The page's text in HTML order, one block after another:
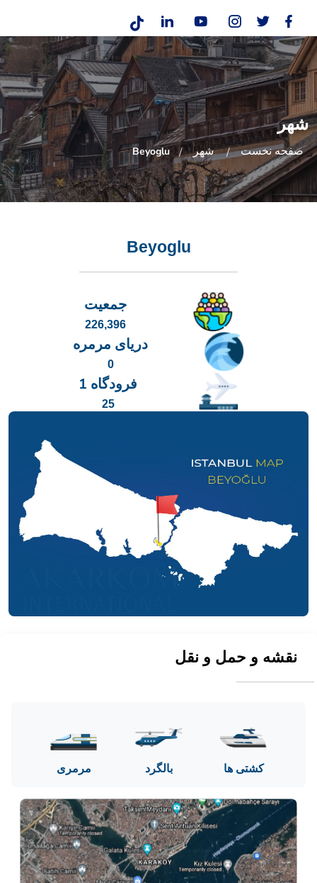
شهر
صفحه نخست شهر Beyoglu
Beyoglu
جمعیت
226,396
دریای مرمره
0
فرودگاه 1
25
نقشه و حمل و نقل
کشتی ها بالگرد مرمری